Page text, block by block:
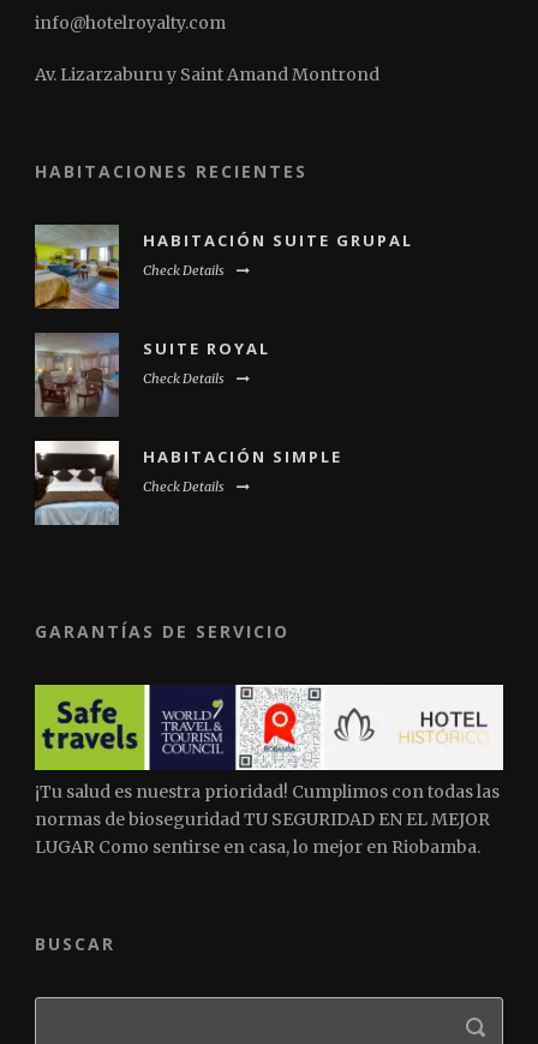
info@hotelroyalty.com
Av. Lizarzaburu y Saint Amand Montrond
HABITACIONES RECIENTES
HABITACIÓN SUITE GRUPAL
Check Details
SUITE ROYAL
Check Details
HABITACIÓN SIMPLE
Check Details
GARANTÍAS DE SERVICIO
¡Tu salud es nuestra prioridad! Cumplimos con todas las
normas de bioseguridad TU SEGURIDAD EN EL MEJOR
LUGAR Como sentirse en casa, lo mejor en Riobamba.
BUSCAR